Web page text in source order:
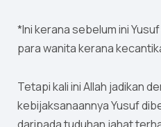
*Ini kerana sebelum ini
para wanita kerana
Tetapi kali ini Allah jadikan
kebijaksanaannya Yusuf